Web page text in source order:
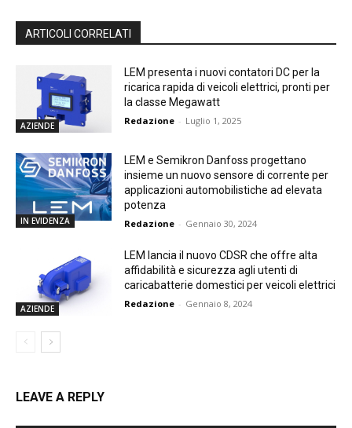
ARTICOLI CORRELATI
AZIENDE
LEM presenta i nuovi contatori DC per la
ricarica rapida di veicoli elettrici, pronti per
la classe Megawatt
Redazione - Luglio 1, 2025
IN EVIDENZA
LEM e Semikron Danfoss progettano
insieme un nuovo sensore di corrente per
applicazioni automobilistiche ad elevata
potenza
Redazione - Gennaio 30, 2024
AZIENDE
LEM lancia il nuovo CDSR che offre alta
affidabilità e sicurezza agli utenti di
caricabatterie domestici per veicoli elettrici
Redazione - Gennaio 8, 2024
LEAVE A REPLY